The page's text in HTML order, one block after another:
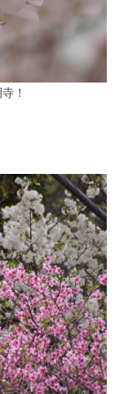
！